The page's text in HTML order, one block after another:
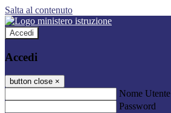
Salta al contenuto
Accedi
Accedi
button close ×
Nome Utente
Password